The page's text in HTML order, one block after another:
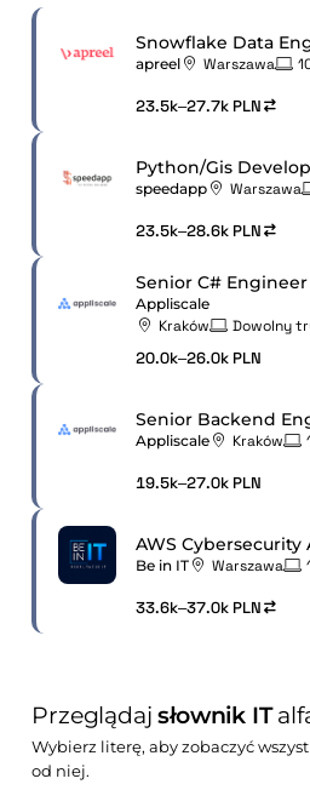
Snowflake Data
apreel Warszawa
23.5k–27.7k PLN
Python/Gis
speedapp Warszawa
23.5k–28.6k PLN
Senior C#
Appliscale
Kraków Dowolny
20.0k–26.0k PLN
Appliscale Kraków
19.5k–27.0k PLN
AWS
Be in IT Warszawa
33.6k–37.0k PLN
Przeglądajsłownik IT
Wybierz literę, aby zobaczyć
od niej.